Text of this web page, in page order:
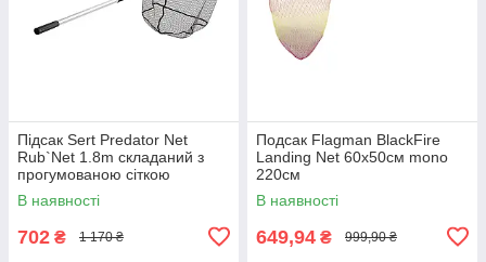
Підсак Sert Predator Net
Rub`Net 1.8m складаний з
прогумованою сіткою
(SEPNH6679CF-1802)
В наявності
702 ₴ 1 170 ₴
Подсак Flagman BlackFire
Landing Net 60x50см mono
220см
В наявності
649,94 ₴ 999,90 ₴